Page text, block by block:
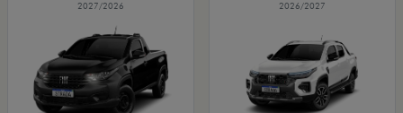
2027/2026
2026/2027